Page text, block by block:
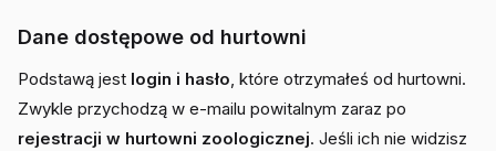
Dane dostępowe od hurtowni
Podstawą jest login i hasło, które otrzymałeś od hurtowni.
Zwykle przychodzą w e-mailu powitalnym zaraz po
rejestracji w hurtowni zoologicznej. Jeśli ich nie widzisz